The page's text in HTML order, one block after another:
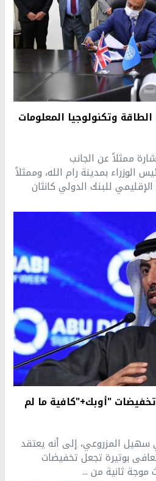
وتكنولوجيا المعلومات
ممثلاً عن الجانب
بمدينة رام الله، وممثلاً
للبنك الدولي كانثان
تخفيضات "أوبك+"كافية ما لم
سهيل المزروعي، إلى أنه يعتقد
بوتيرة تجعل تخفيضات
موجة ثانية من ...